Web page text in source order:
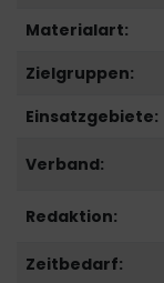
Materialart:
Zielgruppen:
Einsatzgebiete:
Verband:
Redaktion:
Zeitbedarf: